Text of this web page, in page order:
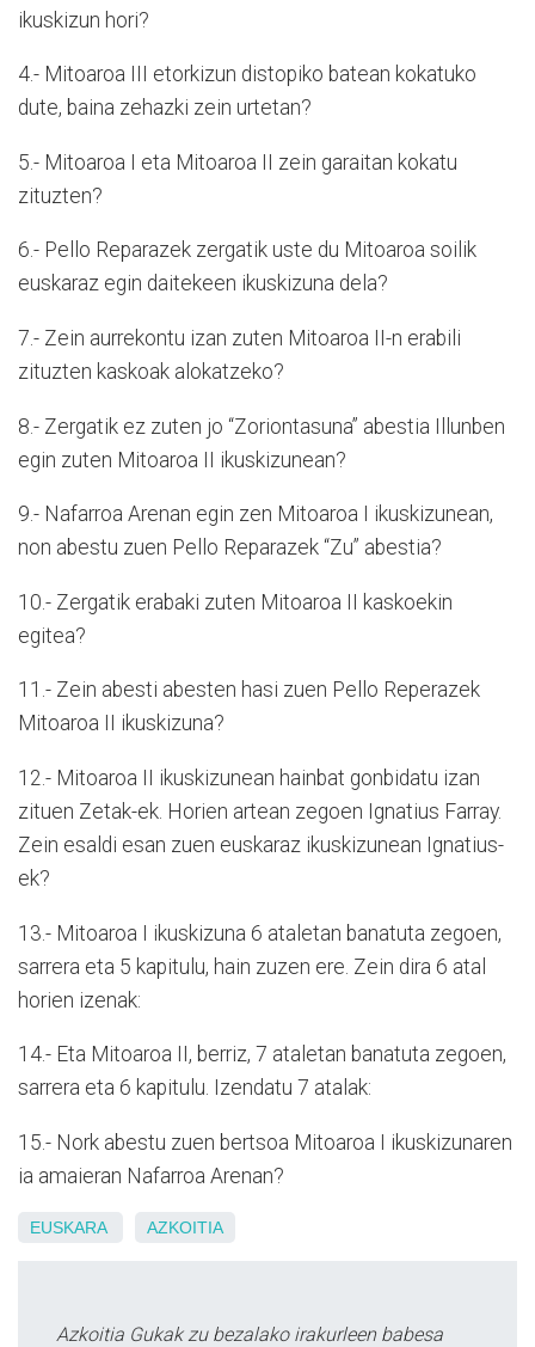
ikuskizun hori?
4.- Mitoaroa III etorkizun distopiko batean kokatuko
dute, baina zehazki zein urtetan?
5.- Mitoaroa I eta Mitoaroa II zein garaitan kokatu
zituzten?
6.- Pello Reparazek zergatik uste du Mitoaroa soilik
euskaraz egin daitekeen ikuskizuna dela?
7.- Zein aurrekontu izan zuten Mitoaroa II-n erabili
zituzten kaskoak alokatzeko?
8.- Zergatik ez zuten jo “Zoriontasuna” abestia Illunben
egin zuten Mitoaroa II ikuskizunean?
9.- Nafarroa Arenan egin zen Mitoaroa I ikuskizunean,
non abestu zuen Pello Reparazek “Zu” abestia?
10.- Zergatik erabaki zuten Mitoaroa II kaskoekin
egitea?
11.- Zein abesti abesten hasi zuen Pello Reperazek
Mitoaroa II ikuskizuna?
12.- Mitoaroa II ikuskizunean hainbat gonbidatu izan
zituen Zetak-ek. Horien artean zegoen Ignatius Farray.
Zein esaldi esan zuen euskaraz ikuskizunean Ignatius-
ek?
13.- Mitoaroa I ikuskizuna 6 ataletan banatuta zegoen,
sarrera eta 5 kapitulu, hain zuzen ere. Zein dira 6 atal
horien izenak:
14.- Eta Mitoaroa II, berriz, 7 ataletan banatuta zegoen,
sarrera eta 6 kapitulu. Izendatu 7 atalak:
15.- Nork abestu zuen bertsoa Mitoaroa I ikuskizunaren
ia amaieran Nafarroa Arenan?
EUSKARA AZKOITIA
Azkoitia Gukak zu bezalako irakurleen babesa